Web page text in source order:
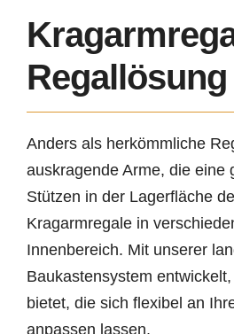
Regallösung
Anders als herkömmliche
auskragende Arme, die eine
Stützen in der Lagerfläche
Kragarmregale in
Innenbereich. Mit unserer
Baukastensystem
bietet, die sich flexibel an
anpassen lassen.